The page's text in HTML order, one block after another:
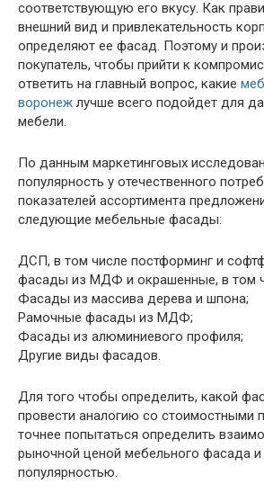
соответствующую его вкусу. Как
внешний вид и привлекательность
определяют ее фасад. Поэтому и
покупатель, чтобы прийти к
ответить на главный вопрос, какие
воронеж лучше всего подойдет для
мебели.
По данным маркетинговых
популярность у отечественного
показателей ассортимента
следующие мебельные фасады:
ДСП, в том числе постформинг и
фасады из МДФ и окрашенные, в том
Фасады из массива дерева и шпона;
Рамочные фасады из МДФ;
Фасады из алюминиевого профиля;
Другие виды фасадов.
Для того чтобы определить, какой
провести аналогию со стоимостными
точнее попытаться определить
рыночной ценой мебельного фасада и
популярностью.